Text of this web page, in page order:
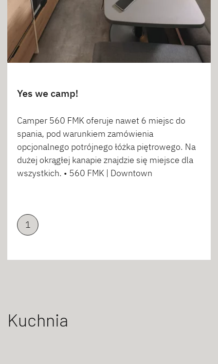
Yes we camp!
Camper 560 FMK oferuje nawet 6 miejsc do
spania, pod warunkiem zamówienia
opcjonalnego potrójnego łóżka piętrowego. Na
dużej okrągłej kanapie znajdzie się miejsce dla
wszystkich. • 560 FMK | Downtown
1
Kuchnia